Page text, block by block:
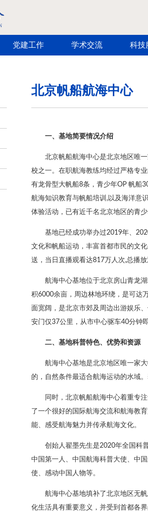
党建工作 学术交流 科技
北京帆船航海中心
一、基地简要情况介绍
北京帆船航海中心是北京地区唯
校之一。在职航海教练均经过严格专
有龙骨型大帆船8条，青少年OP 帆船
航海知识教育与帆船培训,以及海洋意
体验活动，已有近千名北京地区的青
基地已经成功举办过2019年、
文化和帆船运动，丰富首都市民的文
送，当日直播观看达817万人次,总播放
航海中心基地位于北京房山青龙
积6000余亩，周边林地环绕，是可达
面宽阔，是北京市郊及周边出游娱乐
安门仅37公里，从市中心驱车40分钟即
二、基地科普特色、优势和资源
航海中心基地是北京地区唯一家
的，自然条件最适合航海运动的水域
同时，北京帆船航海中心着重专
了一个很好的国际航海交流和航海教
能、感受航海魅力并传承航海文化。
创始人翟墨先生是2020年全国科
中国第一人、中国航海科普大使、中
使、感动中国人物等。
航海中心基地填补了北京地区无
化生活具有重要意义，并受到首都各